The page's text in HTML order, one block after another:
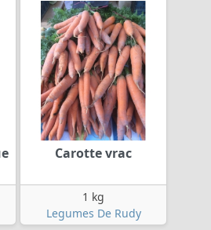
Carotte vrac
1 kg
Legumes De Rudy